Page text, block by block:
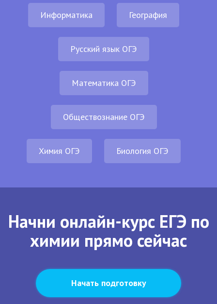
Информатика География
Русский язык ОГЭ
Математика ОГЭ
Обществознание ОГЭ
Химия ОГЭ Биология ОГЭ
Начни онлайн-курс ЕГЭ по
химии прямо сейчас
Начать подготовку